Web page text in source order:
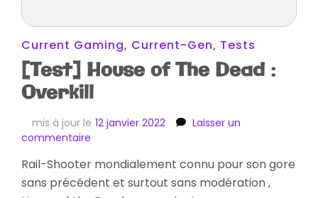
Current Gaming, Current-Gen, Tests
[Test] House of The Dead :
Overkill
mis à jour le 12 janvier 2022
Laisser un
commentaire
House
of
Rail-Shooter mondialement connu pour son gore
sans précédent et surtout sans modération ,